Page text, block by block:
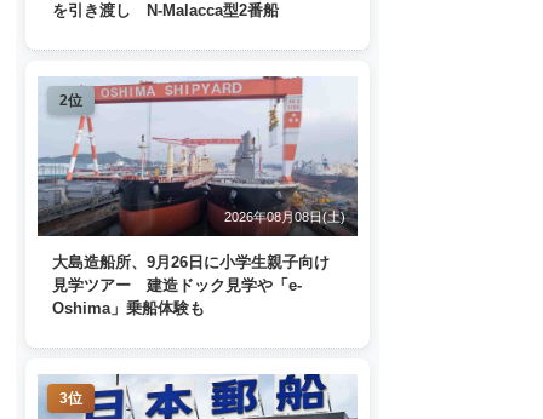
を引き渡し N-Malacca型2番船
2位
2026年08月08日(土)
大島造船所、9月26日に小学生親子向け
見学ツアー 建造ドック見学や「e-
Oshima」乗船体験も
3位